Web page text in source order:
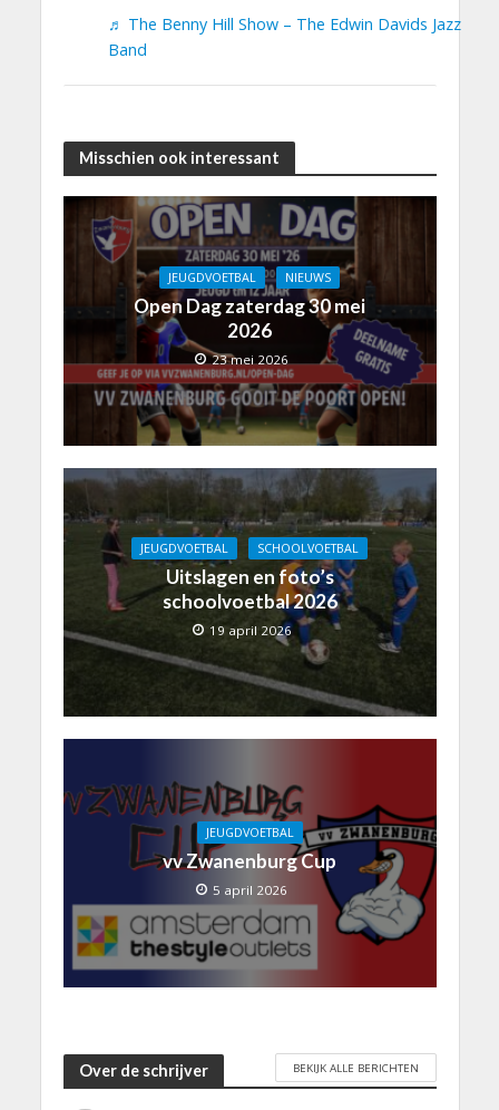
♬ The Benny Hill Show – The Edwin Davids Jazz
Band
Misschien ook interessant
JEUGDVOETBAL NIEUWS
Open Dag zaterdag 30 mei
2026
23 mei 2026
JEUGDVOETBAL SCHOOLVOETBAL
Uitslagen en foto’s
schoolvoetbal 2026
19 april 2026
JEUGDVOETBAL
vv Zwanenburg Cup
5 april 2026
Over de schrijver BEKIJK ALLE BERICHTEN